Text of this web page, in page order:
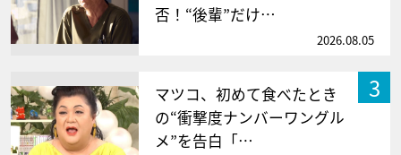
否！“後輩”だけ…
2026.08.05
3
マツコ、初めて食べたとき
の“衝撃度ナンバーワングル
メ”を告白「…